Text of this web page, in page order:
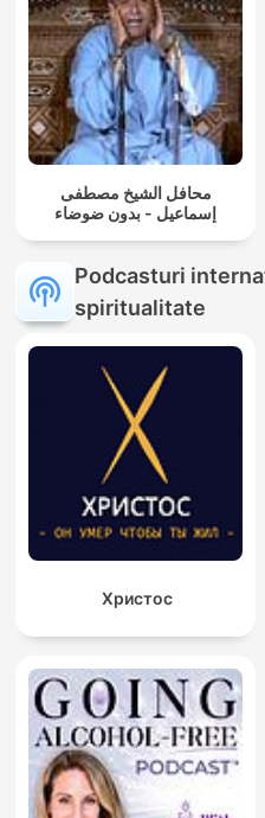
محافل الشيخ مصطفى
إسماعيل - بدون ضوضاء
Podcasturi
spiritualitate
Христос